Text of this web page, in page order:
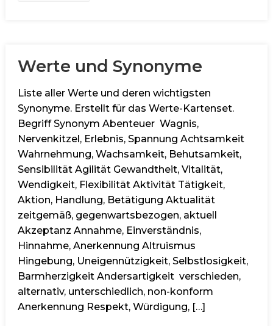
Werte und Synonyme
Liste aller Werte und deren wichtigsten
Synonyme. Erstellt für das Werte-Kartenset.
Begriff Synonym Abenteuer Wagnis,
Nervenkitzel, Erlebnis, Spannung Achtsamkeit
Wahrnehmung, Wachsamkeit, Behutsamkeit,
Sensibilität Agilität Gewandtheit, Vitalität,
Wendigkeit, Flexibilität Aktivität Tätigkeit,
Aktion, Handlung, Betätigung Aktualität
zeitgemäß, gegenwartsbezogen, aktuell
Akzeptanz Annahme, Einverständnis,
Hinnahme, Anerkennung Altruismus
Hingebung, Uneigennützigkeit, Selbstlosigkeit,
Barmherzigkeit Andersartigkeit verschieden,
alternativ, unterschiedlich, non-konform
Anerkennung Respekt, Würdigung, […]